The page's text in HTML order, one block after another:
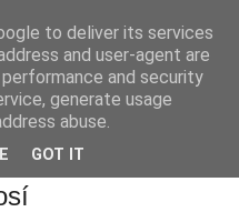
to deliver its services
and user-agent are
and security
generate usage
abuse.
GOT IT